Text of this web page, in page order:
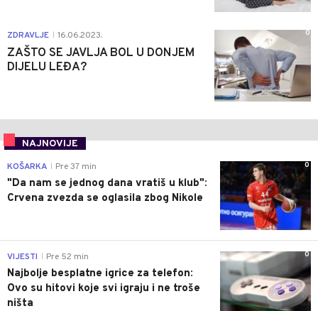
ZDRAVLJE 16.06.2023.
ZAŠTO SE JAVLJA BOL U DONJEM
DIJELU LEĐA?
0
NAJNOVIJE
0
KOŠARKA Pre 37 min
"Da nam se jednog dana vratiš u klub":
Crvena zvezda se oglasila zbog Nikole
0
VIJESTI Pre 52 min
Najbolje besplatne igrice za telefon:
Ovo su hitovi koje svi igraju i ne troše
ništa